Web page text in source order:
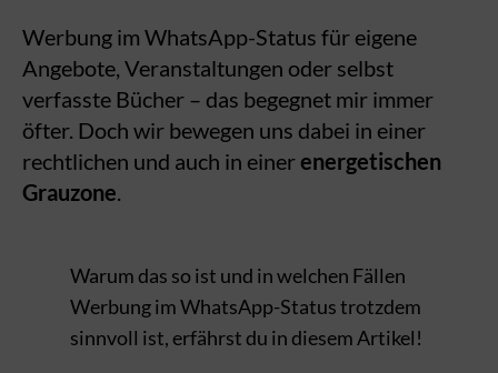
Werbung im WhatsApp-Status für eigene
Angebote, Veranstaltungen oder selbst
verfasste Bücher – das begegnet mir immer
öfter. Doch wir bewegen uns dabei in einer
rechtlichen und auch in einerenergetischen
Grauzone
Warum das so ist und in welchen Fällen
Werbung im WhatsApp-Status trotzdem
sinnvoll ist, erfährst du in diesem Artikel!